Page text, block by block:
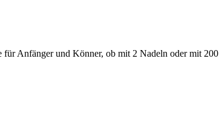
Anfänger und Könner, ob mit 2 Nadeln oder mit 200